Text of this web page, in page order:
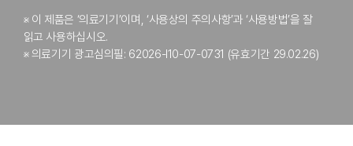
※ 이 제품은 ‘의료기기’이며, ‘사용상의 주의사항’과 ‘사용방법’을 잘
읽고 사용하십시오.
※ 의료기기 광고심의필: 62026-I10-07-0731 (유효기간 29.02.26)